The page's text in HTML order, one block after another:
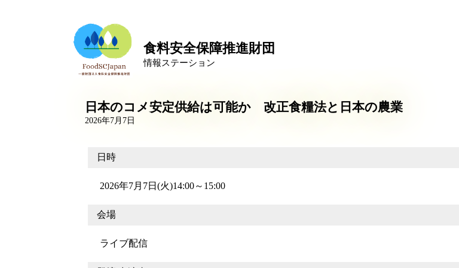
食料安全保障推進財団
情報ステーション
日本のコメ安定供給は可能か 改正食糧法と日本の農業
2026年7月7日
日時
2026年7月7日(火)14:00～15:00
会場
ライブ配信